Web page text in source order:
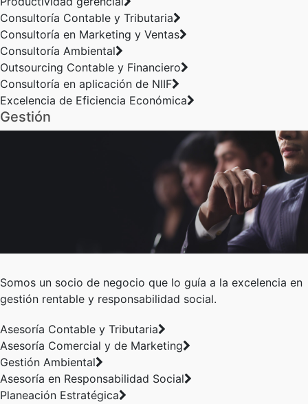
Consultoría Contable y Tributaria
Consultoría en Marketing y Ventas
Consultoría Ambiental
Outsourcing Contable y Financiero
Consultoría en aplicación de NIIF
Excelencia de Eficiencia Económica
Gestión
Somos un socio de negocio que lo guía a la excelencia en
gestión rentable y responsabilidad social.
Asesoría Contable y Tributaria
Asesoría Comercial y de Marketing
Gestión Ambiental
Asesoría en Responsabilidad Social
Planeación Estratégica